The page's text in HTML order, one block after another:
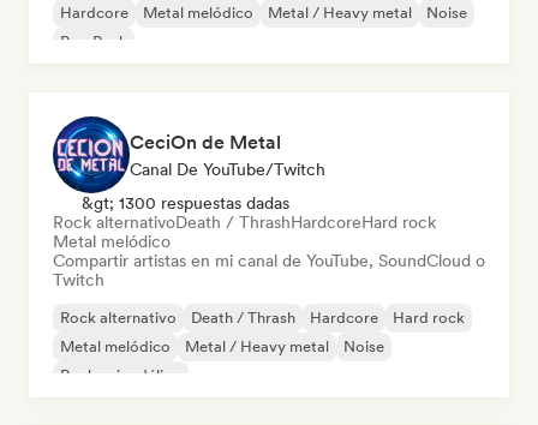
Hardcore Metal melódico Metal / Heavy metal
Noise
Pop Punk
CeciOn de Metal
Canal De YouTube/Twitch
&gt; 1300 respuestas dadas
Rock alternativoDeath / ThrashHardcoreHard rock
Metal melódico
Compartir artistas en mi canal de YouTube, SoundCloud o
Twitch
Rock alternativo Death / Thrash Hardcore
Hard rock
Metal melódico
Metal / Heavy metal
Noise
Rock psicodélico